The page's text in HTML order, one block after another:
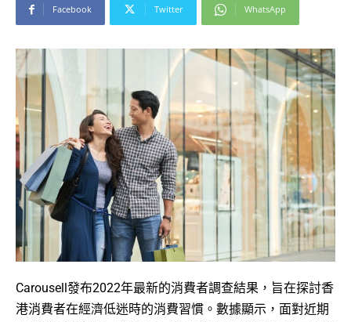
Facebook Twitter WhatsApp
Carousell發布2022年最新的消費者調查結果，旨在探討香
港消費者在經濟低迷時的消費習慣。數據顯示，面對近期